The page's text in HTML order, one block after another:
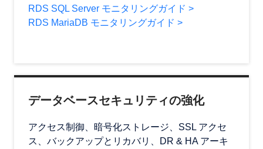
RDS SQL Server モニタリングガイド >
RDS MariaDB モニタリングガイド >
データベースセキュリティの強化
アクセス制御、暗号化ストレージ、SSL アクセ
ス、バックアップとリカバリ、DR & HA アーキ